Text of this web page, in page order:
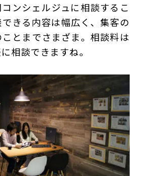
ンシェルジュに相談するこ
きる内容は幅広く、集客の
とまでさまざま。相談料は
相談できますね。